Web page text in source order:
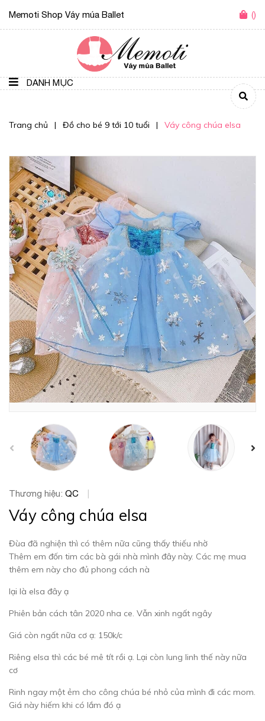
Memoti Shop Váy múa Ballet ()
DANH MỤC
Trang chủ | Đồ cho bé 9 tới 10 tuổi | Váy công chúa elsa
prev
Thương hiệu: QC
Váy công chúa elsa
Đùa đã nghiện thì có thêm nữa cũng thấy thiếu nhờ
Thêm em đốn tim các bà gái nhà mình đây này. Các mẹ mua
thêm em này cho đủ phong cách nà
lại là elsa đây ạ
Phiên bản cách tân 2020 nha ce. Vẫn xinh ngất ngây
Giá còn ngất nữa cơ ạ: 150k/c
Riêng elsa thì các bé mê tít rồi ạ. Lại còn lung linh thế này nữa
cơ
Rinh ngay một ẻm cho công chúa bé nhỏ của mình đi các mom.
Giá này hiếm khi có lắm đó ạ